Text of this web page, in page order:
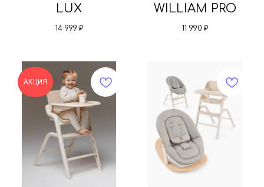
LUX
14 999 ₽
WILLIAM PRO
11 990 ₽
АКЦИЯ